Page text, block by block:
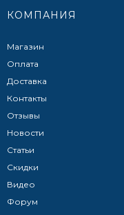
КОМПАНИЯ
Магазин
Оплата
Доставка
Контакты
Отзывы
Новости
Статьи
Скидки
Видео
Форум